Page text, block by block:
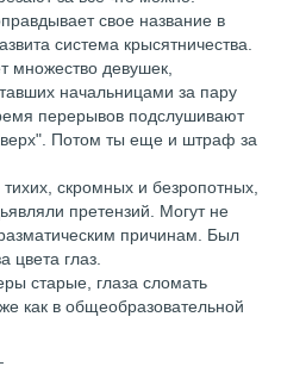
свое название в
система крысятничества.
множество девушек,
начальницами за пару
перерывов подслушивают
Потом ты еще и штраф за
скромных и безропотных,
претензий. Могут не
причинам. Был
цвета глаз.
старые, глаза сломать
как в общеобразовательной